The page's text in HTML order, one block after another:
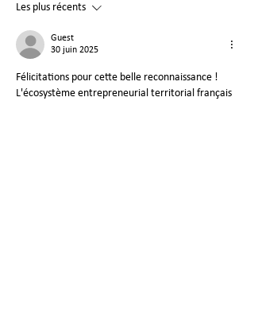
au Komptoir des
Les plus récents
Guest
30 juin 2025
Félicitations pour cette belle reconnaissance !
L'écosystème entrepreneurial territorial français